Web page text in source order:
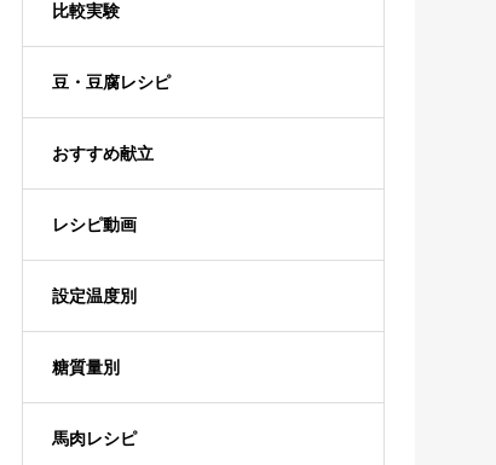
比較実験
豆・豆腐レシピ
おすすめ献立
レシピ動画
設定温度別
糖質量別
馬肉レシピ